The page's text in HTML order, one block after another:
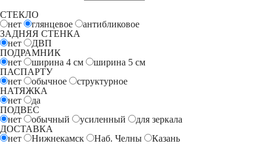
СТЕКЛО
нет
глянцевое
антибликовое
ЗАДНЯЯ СТЕНКА
нет
ДВП
ПОДРАМНИК
нет
ширина 4 см ширина 5 см
ПАСПАРТУ
нет
обычное
структурное
НАТЯЖКА
нет
да
ПОДВЕС
нет
обычный усиленный
для зеркала
ДОСТАВКА
нет
Нижнекамск Наб. Челны
Казань